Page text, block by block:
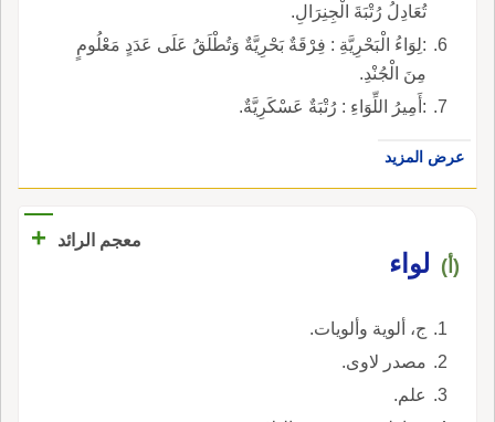
تُعَادِلُ رُتْبَةَ الْجِنِرَالِ.
:لِوَاءُ الْبَحْرِيَّةِ : فِرْقَةٌ بَحْرِيَّةٌ وَتُطْلَقُ عَلَى عَدَدٍ مَعْلُومٍ
مِنَ الْجُنْدِ.
:أَمِيرُ اللِّوَاءِ : رُتْبَةٌ عَسْكَرِيَّةٌ.
عرض المزيد
معجم الرائد +
(أ) لواء
ج، ألوية وألويات.
مصدر لاوى.
علم.